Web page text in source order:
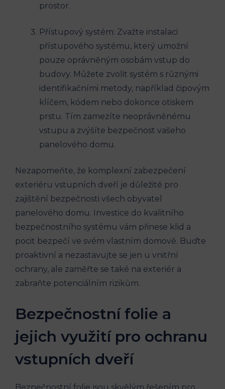
prostor.
Přístupový systém: Zvažte instalaci
přístupového systému, který umožní
pouze oprávněným osobám vstup do
budovy. Můžete zvolit systém s různými
identifikačními metody, například čipovým
klíčem, kódem nebo dokonce otiskem
prstu. Tím zamezíte neoprávněnému
vstupu a zvýšíte bezpečnost vašeho
panelového domu.
Nezapomeňte, že komplexní zabezpečení
exteriéru vstupních dveří je důležité pro
zajištění bezpečnosti všech obyvatel
panelového domu. Investice do kvalitního
bezpečnostního systému vám přinese klid a
pocit bezpečí ve svém vlastním domově. Buďte
proaktivní a nezastavujte se jen u vnitřní
ochrany, ale zaměřte se také na exteriér a
zabraňte potenciálním rizikům.
Bezpečnostní folie a
jejich využití pro ochranu
vstupních dveří